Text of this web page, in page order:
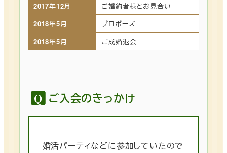
2017年12月
ご婚約者様とお見合い
2018年5月
プロポーズ
2018年5月
ご成婚退会
ご入会のきっかけ
婚活パーティなどに参加していたので